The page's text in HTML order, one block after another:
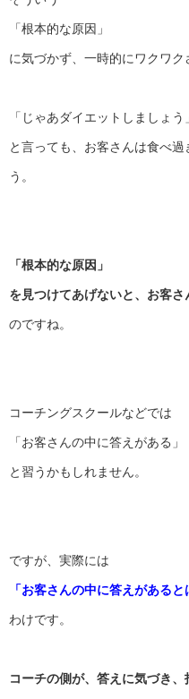
「根本的な原因」
に気づかず、一時的にワクワク
「じゃあダイエットしましょう」
と言っても、 お客さんは食べ過
う。
「根本的な原因」
を見つけてあげないと、お客
のですね。
コーチングスクールなどでは
「お客さんの中に答えがある」
と習うかもしれません。
ですが、実際には
「お客さんの中に答えがあると
わけです。
コーチの側が、答えに気づき、